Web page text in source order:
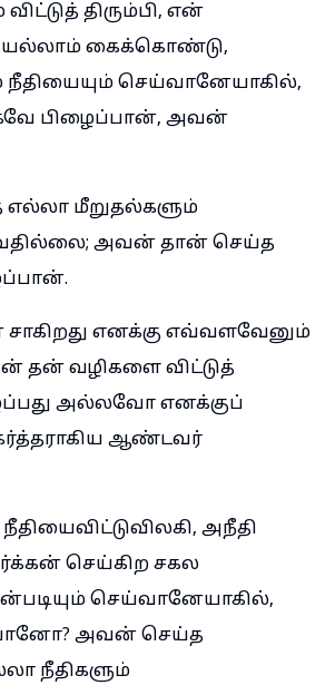
திரும்பி, என்
கைக்கொண்டு,
நீதியையும் செய்வானேயாகில்,
பிழைப்பான், அவன்
மீறுதல்களும்
அவன் தான் செய்த
எனக்கு எவ்வளவேனும்
தன் வழிகளை விட்டுத்
அல்லவோ எனக்குப்
ஆண்டவர்
அநீதி
செய்கிற சகல
செய்வானேயாகில்,
அவன் செய்த
நீதிகளும்